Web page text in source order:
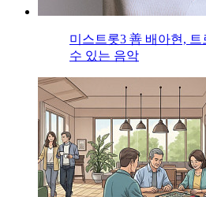
미스트롯3 善 배아현,
수 있는 음악